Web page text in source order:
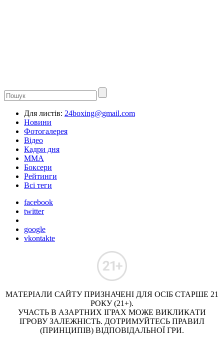
Для листів: 24boxing@gmail.com
Новини
Фотогалерея
Відео
Кадри дня
ММА
Боксери
Рейтинги
Всі теги
facebook
twitter
google
vkontakte
МАТЕРІАЛИ САЙТУ ПРИЗНАЧЕНІ ДЛЯ ОСІБ СТАРШЕ 21
РОКУ (21+).
УЧАСТЬ В АЗАРТНИХ ІГРАХ МОЖЕ ВИКЛИКАТИ
ІГРОВУ ЗАЛЕЖНІСТЬ. ДОТРИМУЙТЕСЬ ПРАВИЛ
(ПРИНЦИПІВ) ВІДПОВІДАЛЬНОЇ ГРИ.